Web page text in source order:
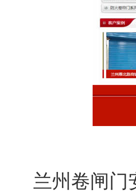
兰州卷闸门